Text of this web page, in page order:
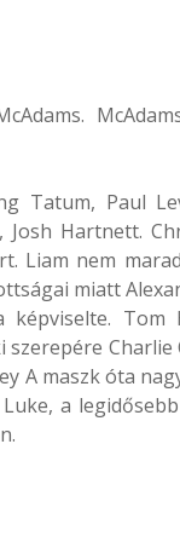
Tatum, Paul
Josh Hartnett.
Liam nem
miatt
képviselte.
A maszk óta
a